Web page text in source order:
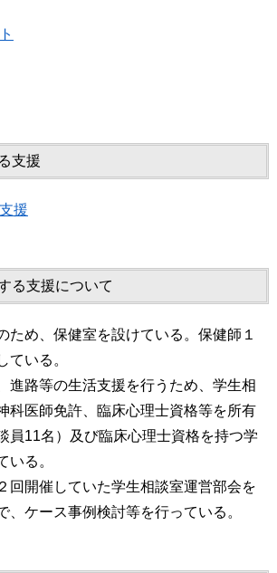
支援
援
る支援について
め、保健室を設けている。保健師１
ている。
路等の生活支援を行うため、学生相
科医師免許、臨床心理士資格等を所有
員11名）及び臨床心理士資格を持つ学
いる。
開催していた学生相談室運営部会を
、ケース事例検討等を行っている。